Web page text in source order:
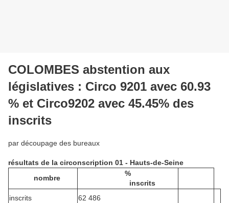
COLOMBES abstention aux
législatives : Circo 9201 avec 60.93
% et Circo9202 avec 45.45% des
inscrits
par découpage des bureaux
résultats de la circonscription 01 - Hauts-de-Seine
nombre
%
inscrits
inscrits
62 486